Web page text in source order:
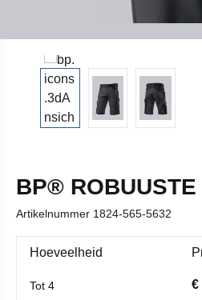
BP® ROBUUSTE
Artikelnummer 1824-565-5632
Hoeveelheid
Tot 4 €